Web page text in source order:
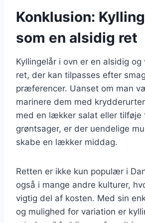
Konklusion:
som en alsidig ret
Kyllingelår i ovn er en alsidig og
ret, der kan tilpasses efter
præferencer. Uanset om man
marinere dem med
med en lækker salat eller tilføje
grøntsager, er der uendelige
skabe en lækker middag.
Retten er ikke kun populær i
også i mange andre kulturer,
vigtig del af kosten. Med sin
og mulighed for variation er